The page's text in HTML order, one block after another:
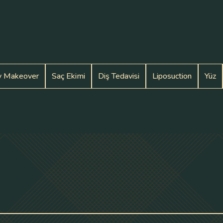
Makeover Saç Ekimi Diş Tedavisi Liposuction Yüz